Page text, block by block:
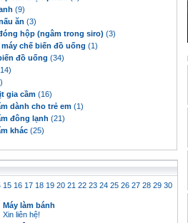
(9)
ăn (3)
hộp (ngâm trong siro) (3)
chế biến đồ uống (1)
đồ uống (34)
gia cầm (16)
dành cho trẻ em (1)
đông lạnh (21)
khác (25)
15 16 17 18 19 20 21 22 23 24 25 26 27 28 29 30
Máy làm bánh
Xin liên hệ!